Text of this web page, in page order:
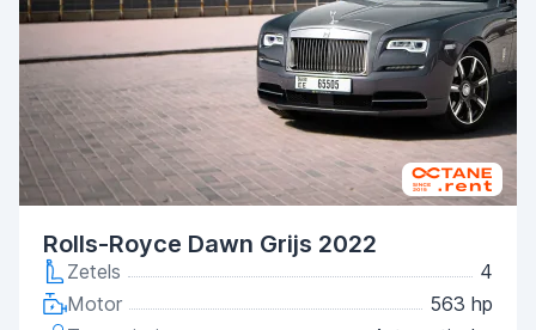
Rolls-Royce Dawn Grijs 2022
Zetels
4
Motor
563 hp